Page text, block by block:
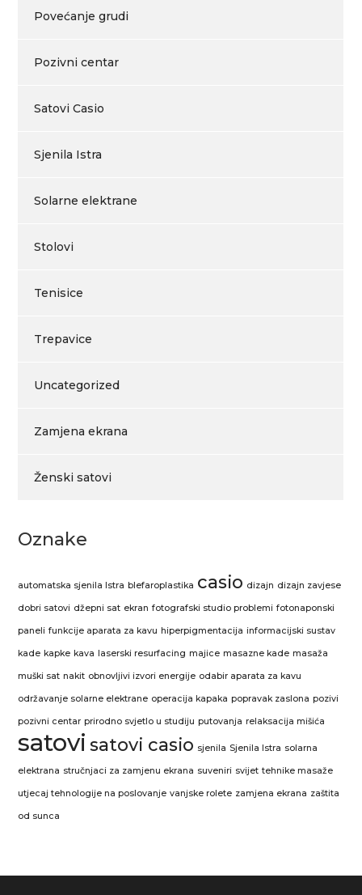
Povećanje grudi
Pozivni centar
Satovi Casio
Sjenila Istra
Solarne elektrane
Stolovi
Tenisice
Trepavice
Uncategorized
Zamjena ekrana
Ženski satovi
Oznake
automatska sjenila Istra blefaroplastika casio dizajn dizajn zavjese
dobri satovi džepni sat ekran fotografski studio problemi fotonaponski
paneli funkcije aparata za kavu hiperpigmentacija informacijski sustav
kade kapke kava laserski resurfacing majice masazne kade masaža
muški sat nakit obnovljivi izvori energije odabir aparata za kavu
održavanje solarne elektrane operacija kapaka popravak zaslona pozivi
pozivni centar prirodno svjetlo u studiju putovanja relaksacija mišića
satovi satovi casio sjenila Sjenila Istra solarna
elektrana stručnjaci za zamjenu ekrana suveniri svijet tehnike masaže
utjecaj tehnologije na poslovanje vanjske rolete zamjena ekrana zaštita
od sunca